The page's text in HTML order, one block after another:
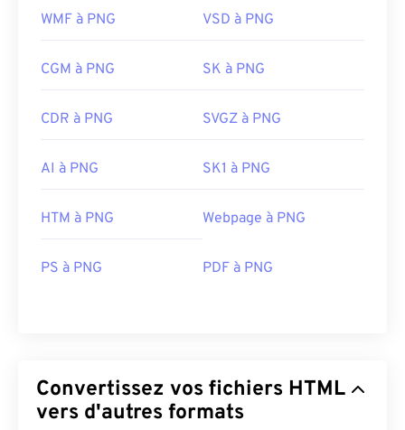
WMF à PNG VSD à PNG
CGM à PNG SK à PNG
CDR à PNG SVGZ à PNG
AI à PNG SK1 à PNG
HTM à PNG Webpage à PNG
PS à PNG PDF à PNG
Convertissez vos fichiers HTML
vers d'autres formats